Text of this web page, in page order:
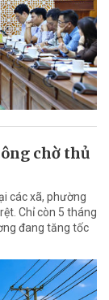
chờ thủ
các xã, phường
Chỉ còn 5 tháng
đang tăng tốc